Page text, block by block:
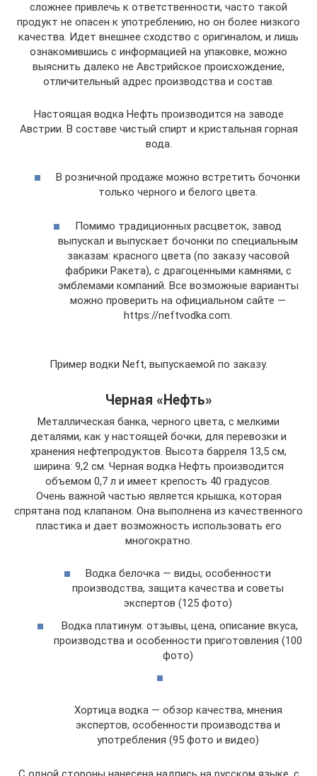
сложнее привлечь к ответственности, часто такой
продукт не опасен к употреблению, но он более низкого
качества. Идет внешнее сходство с оригиналом, и лишь
ознакомившись с информацией на упаковке, можно
выяснить далеко не Австрийское происхождение,
отличительный адрес производства и состав.
Настоящая водка Нефть производится на заводе
Австрии. В составе чистый спирт и кристальная горная
вода.
В розничной продаже можно встретить бочонки
только черного и белого цвета.
Помимо традиционных расцветок, завод
выпускал и выпускает бочонки по специальным
заказам: красного цвета (по заказу часовой
фабрики Ракета), с драгоценными камнями, с
эмблемами компаний. Все возможные варианты
можно проверить на официальном сайте —
https://neftvodka.com.
Пример водки Neft, выпускаемой по заказу.
Черная «Нефть»
Металлическая банка, черного цвета, с мелкими
деталями, как у настоящей бочки, для перевозки и
хранения нефтепродуктов. Высота барреля 13,5 см,
ширина: 9,2 см. Черная водка Нефть производится
объемом 0,7 л и имеет крепость 40 градусов.
Очень важной частью является крышка, которая
спрятана под клапаном. Она выполнена из качественного
пластика и дает возможность использовать его
многократно.
Водка белочка — виды, особенности
производства, защита качества и советы
экспертов (125 фото)
Водка платинум: отзывы, цена, описание вкуса,
производства и особенности приготовления (100
фото)
Хортица водка — обзор качества, мнения
экспертов, особенности производства и
употребления (95 фото и видео)